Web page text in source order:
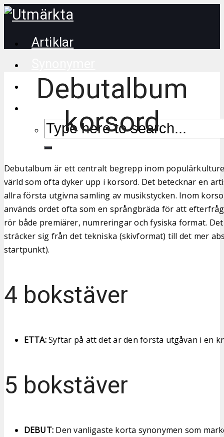
Artiklar
Korsordstips
Debutalbum
korsord
Debutalbum är ett centralt begrepp inom
värld som ofta dyker upp i korsord. Det betecknar en
allra första utgivna samling av musikstycken. Inom
används ordet ofta som en språngbräda för att
rör både premiärer, numreringar och fysiska format.
sträcker sig från det tekniska (skivformat) till det mer
startpunkt).
4 bokstäver
ETTA:Syftar på att det är den första utgåvan i en
5 bokstäver
DEBUT:Den vanligaste korta synonymen som